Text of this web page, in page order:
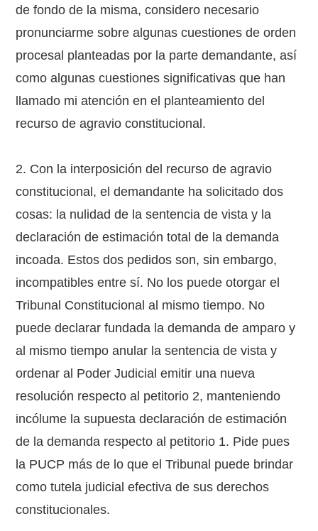
de fondo de la misma, considero necesario
pronunciarme sobre algunas cuestiones de orden
procesal planteadas por la parte demandante, así
como algunas cuestiones significativas que han
llamado mi atención en el planteamiento del
recurso de agravio constitucional.
2. Con la interposición del recurso de agravio
constitucional, el demandante ha solicitado dos
cosas: la nulidad de la sentencia de vista y la
declaración de estimación total de la demanda
incoada. Estos dos pedidos son, sin embargo,
incompatibles entre sí. No los puede otorgar el
Tribunal Constitucional al mismo tiempo. No
puede declarar fundada la demanda de amparo y
al mismo tiempo anular la sentencia de vista y
ordenar al Poder Judicial emitir una nueva
resolución respecto al petitorio 2, manteniendo
incólume la supuesta declaración de estimación
de la demanda respecto al petitorio 1. Pide pues
la PUCP más de lo que el Tribunal puede brindar
como tutela judicial efectiva de sus derechos
constitucionales.